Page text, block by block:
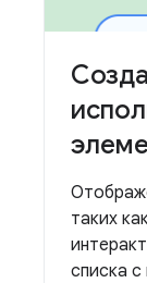
таких
списка